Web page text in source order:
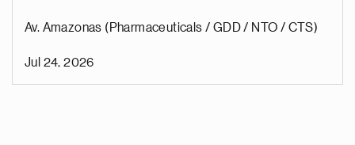
Av. Amazonas (Pharmaceuticals / GDD / NTO / CTS)
Jul 24, 2026